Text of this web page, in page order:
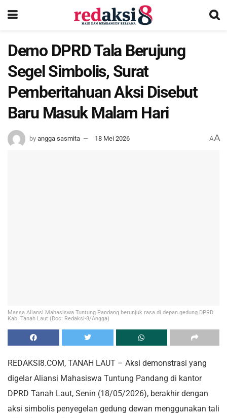
Demo DPRD Tala Berujung
Segel Simbolis, Surat
Pemberitahuan Aksi Disebut
Baru Masuk Malam Hari
by angga sasmita 18 Mei 2026 AA
Massa Aliansi Mahasiswa Tuntung Pandang berunjuk rasa di depan gedung DPRD
Kab. Tanah Laut (Doc: Redaksi-8/Angga)
REDAKSI8.COM, TANAH LAUT – Aksi demonstrasi yang
digelar Aliansi Mahasiswa Tuntung Pandang di kantor
DPRD Tanah Laut, Senin (18/05/2026), berakhir dengan
aksi simbolis penyegelan gedung dewan menggunakan tali